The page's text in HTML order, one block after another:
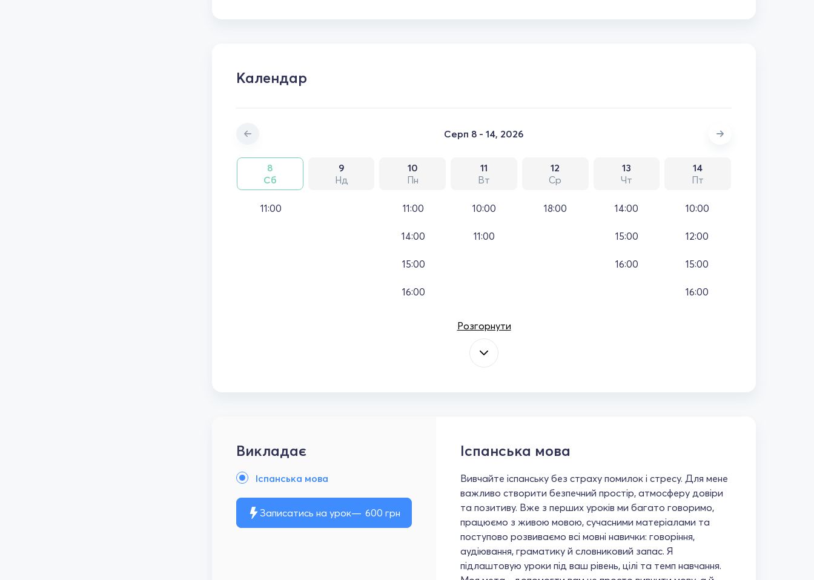
Календар
Серп 8 - 14, 2026
8
Сб
9
Нд
10
Пн
11
Вт
12
Ср
13
Чт
14
Пт
11:00 11:00
14:00
15:00
16:00
10:00
11:00
18:00 14:00
15:00
16:00
10:00
12:00
15:00
16:00
Розгорнути
Викладає
Іспанська мова
Записатись на урок 600 грн
Іспанська мова
Вивчайте іспанську без страху помилок і стресу. Для мене
важливо створити безпечний простір, атмосферу довіри
та позитиву. Вже з перших уроків ми багато говоримо,
працюємо з живою мовою, сучасними матеріалами та
поступово розвиваємо всі мовні навички: говоріння,
аудіювання, граматику й словниковий запас. Я
підлаштовую уроки під ваш рівень, цілі та темп навчання.